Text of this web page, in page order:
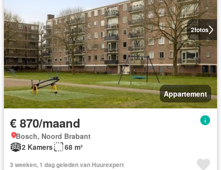
2fotos
Appartement
€ 870/maand
Bosch, Noord Brabant
2 Kamers
68 m²
3 weeken, 1 dag geleden van Huurexpert